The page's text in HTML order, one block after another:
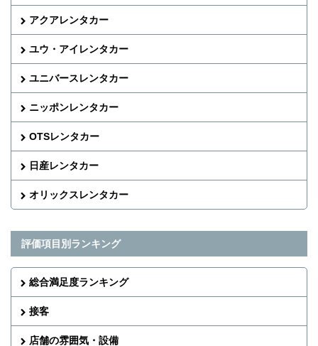
アクアレンタカー
ユウ・アイレンタカー
ユニバースレンタカー
ニッポンレンタカー
OTSレンタカー
日産レンタカー
オリックスレンタカー
評価項目別ランキング
総合満足度ランキング
接客
店舗の雰囲気・設備